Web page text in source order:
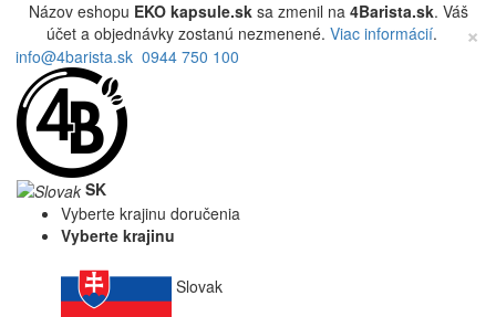
Názov eshopu EKO kapsule.sksa zmenil na 4Barista.sk. Váš
účet a objednávky zostanú nezmenené. Viac informácií. ×
info@4barista.sk 0944 750 100
SK
Vyberte krajinu doručenia
Vyberte krajinu
Slovak